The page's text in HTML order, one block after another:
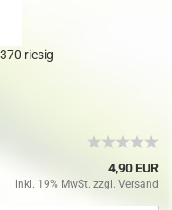
riesig
4,90 EUR
inkl. 19% MwSt. zzgl. Versand